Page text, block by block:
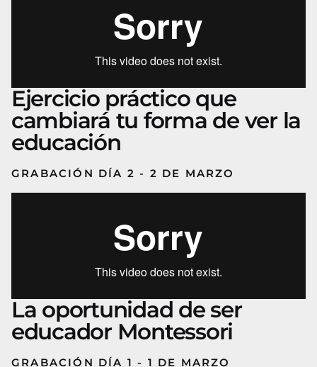
Ejercicio práctico que
cambiará tu forma de ver la
educación
GRABACIÓN DÍA 2 - 2 DE MARZO
La oportunidad de ser
educador Montessori
GRABACIÓN DÍA 1 - 1 DE MARZO